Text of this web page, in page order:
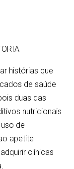
histórias que
de saúde
duas das
nutricionais
de
apetite
clínicas